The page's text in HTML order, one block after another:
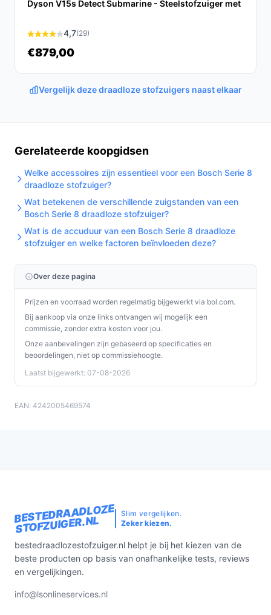
voor iedereen die op zoek is naar een effectieve
praktische voordelen is deze stofzuiger een aanwinst
voor elk huishouden.
Ontdek alle specificaties en vergelijk prijzen op
bestedraadlozestofzuiger.nl. Kies bewust wat perfect
Dyson V15s Detect Submarine - Steelstofzuiger met
4,7(29)
€879,00
Vergelijk deze draadloze stofzuigers naast elkaar
Gerelateerde koopgidsen
Welke accessoires zijn essentieel voor een Bosch Serie 8
draadloze stofzuiger?
Wat betekenen de verschillende zuigstanden van een
Bosch Serie 8 draadloze stofzuiger?
Wat is de accuduur van een Bosch Serie 8 draadloze
stofzuiger en welke factoren beïnvloeden deze?
Over deze pagina
Prijzen en voorraad worden regelmatig bijgewerkt via bol.com.
Bij aankoop via onze links ontvangen wij mogelijk een
commissie, zonder extra kosten voor jou.
Onze aanbevelingen zijn gebaseerd op specificaties en
beoordelingen, niet op commissiehoogte.
Laatst bijgewerkt: 07-08-2026
EAN: 4242005469574
BESTEDRAADLOZE
STOFZUIGER.NL
Slim vergelijken.
Zeker kiezen.
bestedraadlozestofzuiger.nl helpt je bij het kiezen van de
beste producten op basis van onafhankelijke tests, reviews
en vergelijkingen.
info@lsonlineservices.nl